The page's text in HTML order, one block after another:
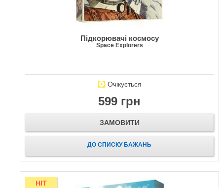
Підкорювачі космосу
Space Explorers
Очікується
599 грн
ЗАМОВИТИ
ДО СПИСКУ БАЖАНЬ
HIT